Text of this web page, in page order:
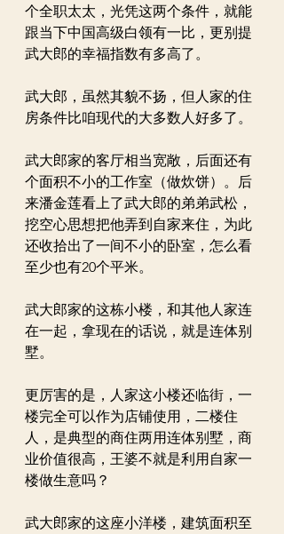
个全职太太，光凭这两个条件，就能
跟当下中国高级白领有一比，更别提
武大郎的幸福指数有多高了。
武大郎，虽然其貌不扬，但人家的住
房条件比咱现代的大多数人好多了。
武大郎家的客厅相当宽敞，后面还有
个面积不小的工作室（做炊饼）。后
来潘金莲看上了武大郎的弟弟武松，
挖空心思想把他弄到自家来住，为此
还收拾出了一间不小的卧室，怎么看
至少也有20个平米。
武大郎家的这栋小楼，和其他人家连
在一起，拿现在的话说，就是连体别
墅。
更厉害的是，人家这小楼还临街，一
楼完全可以作为店铺使用，二楼住
人，是典型的商住两用连体别墅，商
业价值很高，王婆不就是利用自家一
楼做生意吗？
武大郎家的这座小洋楼，建筑面积至